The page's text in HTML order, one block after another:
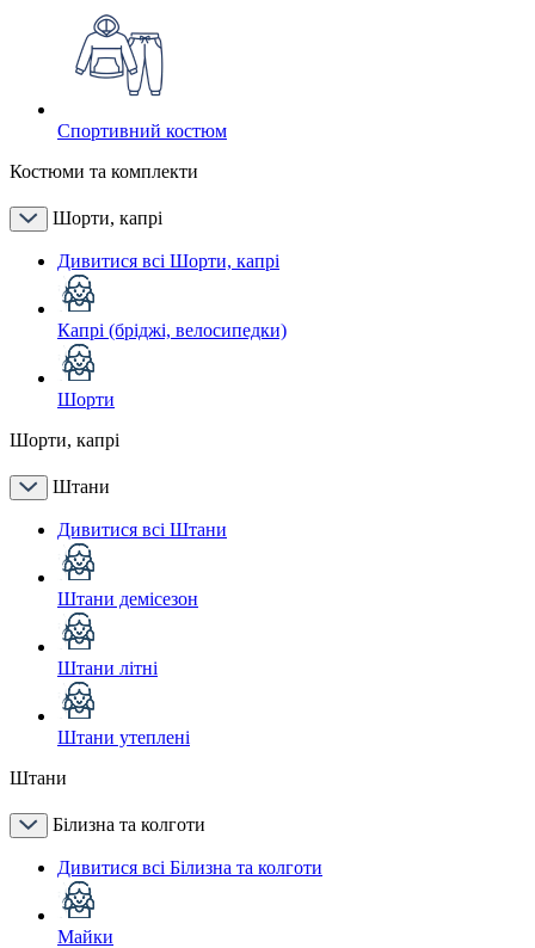
Спортивний костюм
Костюми та комплекти
Шорти, капрі
Дивитися всі Шорти, капрі
Капрі (бріджі, велосипедки)
Шорти
Шорти, капрі
Штани
Дивитися всі Штани
Штани демісезон
Штани літні
Штани утеплені
Штани
Білизна та колготи
Дивитися всі Білизна та колготи
Майки